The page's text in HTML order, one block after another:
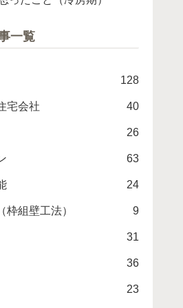
一覧
128
宅会社 40
26
63
24
枠組壁工法） 9
31
36
23